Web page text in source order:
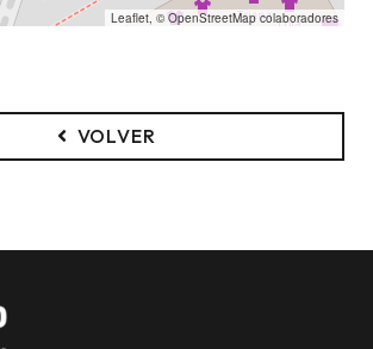
Leaflet , ©OpenStreetMapcolaboradores
VOLVER